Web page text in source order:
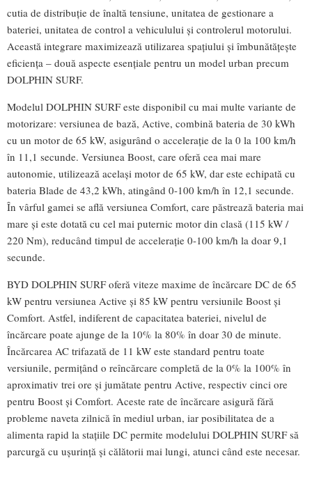
cutia de distribuție de înaltă tensiune, unitatea de gestionare a
bateriei, unitatea de control a vehiculului și controlerul motorului.
Această integrare maximizează utilizarea spațiului și îmbunătățește
eficiența – două aspecte esențiale pentru un model urban precum
DOLPHIN SURF.
Modelul DOLPHIN SURF este disponibil cu mai multe variante de
motorizare: versiunea de bază, Active, combină bateria de 30 kWh
cu un motor de 65 kW, asigurând o accelerație de la 0 la 100 km/h
în 11,1 secunde. Versiunea Boost, care oferă cea mai mare
autonomie, utilizează același motor de 65 kW, dar este echipată cu
bateria Blade de 43,2 kWh, atingând 0-100 km/h în 12,1 secunde.
În vârful gamei se află versiunea Comfort, care păstrează bateria mai
mare și este dotată cu cel mai puternic motor din clasă (115 kW /
220 Nm), reducând timpul de accelerație 0-100 km/h la doar 9,1
secunde.
BYD DOLPHIN SURF oferă viteze maxime de încărcare DC de 65
kW pentru versiunea Active și 85 kW pentru versiunile Boost și
Comfort. Astfel, indiferent de capacitatea bateriei, nivelul de
încărcare poate ajunge de la 10% la 80% în doar 30 de minute.
Încărcarea AC trifazată de 11 kW este standard pentru toate
versiunile, permițând o reîncărcare completă de la 0% la 100% în
aproximativ trei ore și jumătate pentru Active, respectiv cinci ore
pentru Boost și Comfort. Aceste rate de încărcare asigură fără
probleme naveta zilnică în mediul urban, iar posibilitatea de a
alimenta rapid la stațiile DC permite modelului DOLPHIN SURF să
parcurgă cu ușurință și călătorii mai lungi, atunci când este necesar.